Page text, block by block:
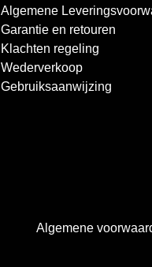
Algemene
Garantie en retouren
Klachten regeling
Wederverkoop
Gebruiksaanwijzing
Algemene